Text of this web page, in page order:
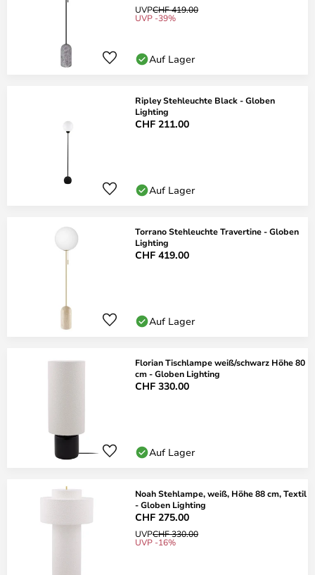
UVPCHF 419.00
UVP -39%
Auf Lager
Ripley Stehleuchte Black - Globen
Lighting
CHF 211.00
Auf Lager
Torrano Stehleuchte Travertine - Globen
Lighting
CHF 419.00
Auf Lager
Florian Tischlampe weiß/schwarz Höhe 80
cm - Globen Lighting
CHF 330.00
Auf Lager
Noah Stehlampe, weiß, Höhe 88 cm, Textil
- Globen Lighting
CHF 275.00
UVPCHF 330.00
UVP -16%